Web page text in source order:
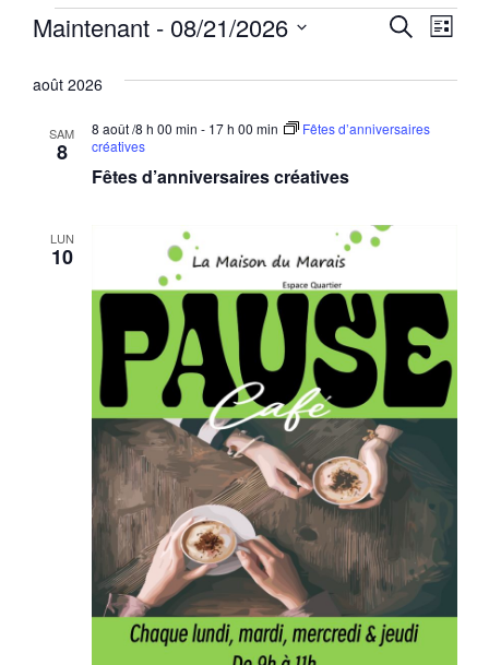
et
Recherche
Liste
Maintenant - 08/21/2026
date.
août 2026
SAM
8
Fêtes d’anniversaires créatives
8 août /8 h 00 min - 17 h 00 min
Fêtes d’anniversaires
créatives
LUN
10